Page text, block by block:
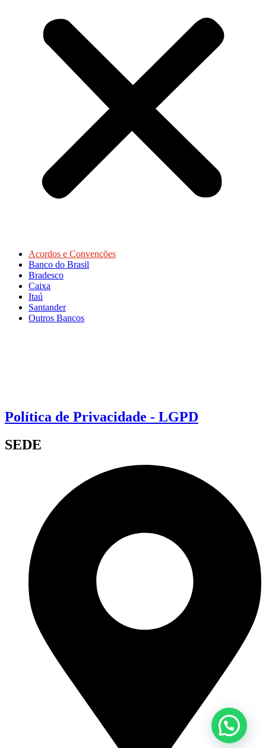
Acordos e Convenções
Banco do Brasil
Bradesco
Caixa
Itaú
Santander
Outros Bancos
Política de Privacidade - LGPD
SEDE